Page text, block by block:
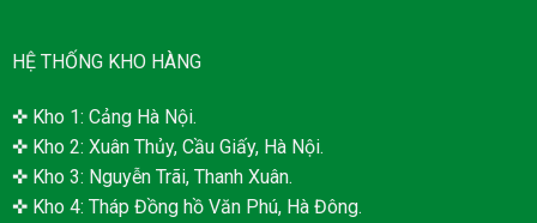
HỆ THỐNG KHO HÀNG
✜ Kho 1: Cảng Hà Nội.
✜ Kho 2: Xuân Thủy, Cầu Giấy, Hà Nội.
✜ Kho 3: Nguyễn Trãi, Thanh Xuân.
✜ Kho 4: Tháp Đồng hồ Văn Phú, Hà Đông.